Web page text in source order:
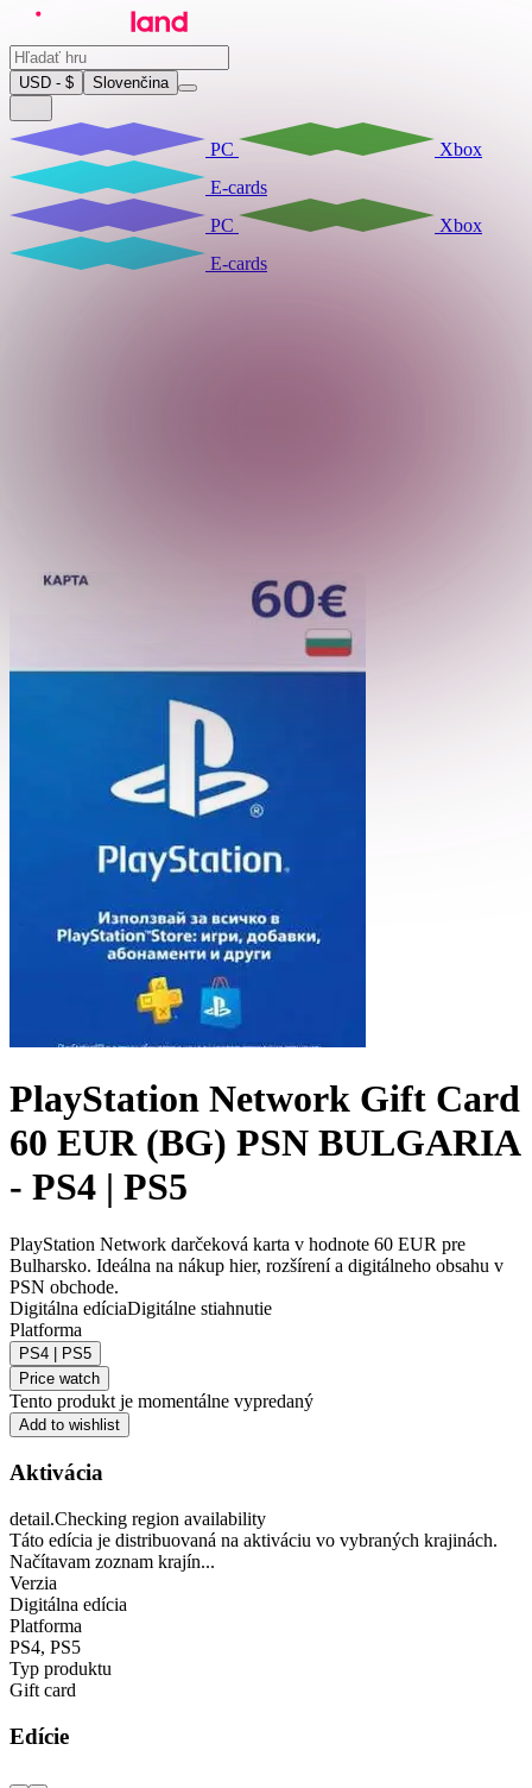
USD - $ Slovenčina
PC
Xbox
E-cards
PC
Xbox
E-cards
PlayStation Network Gift Card
60 EUR (BG) PSN BULGARIA
- PS4 | PS5
PlayStation Network darčeková karta v hodnote 60 EUR pre
Bulharsko. Ideálna na nákup hier, rozšírení a digitálneho obsahu v
PSN obchode.
Digitálna edíciaDigitálne stiahnutie
Platforma
PS4 | PS5
Price watch
Tento produkt je momentálne vypredaný
Add to wishlist
Aktivácia
detail.Checking region availability
Táto edícia je distribuovaná na aktiváciu vo vybraných krajinách.
Načítavam zoznam krajín...
Verzia
Digitálna edícia
Platforma
PS4, PS5
Typ produktu
Gift card
Edície